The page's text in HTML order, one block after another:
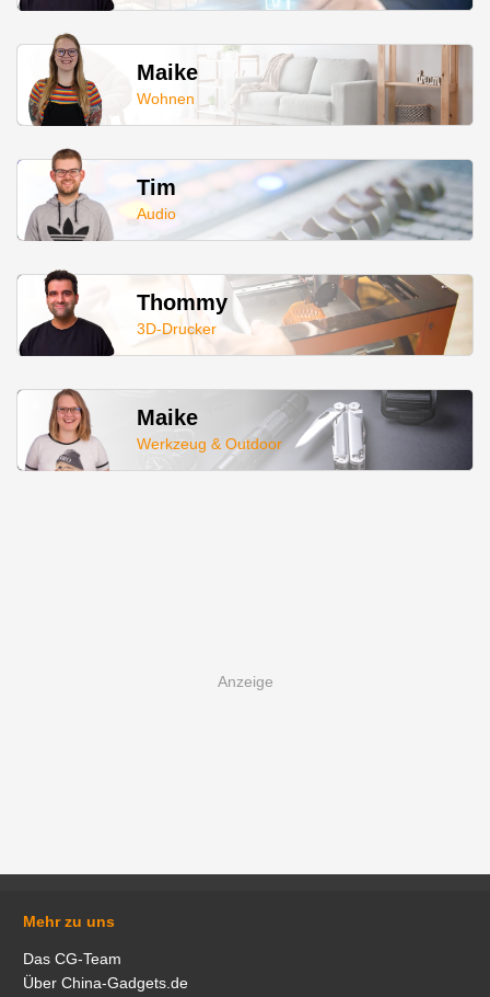
Maike
Wohnen
Tim
Audio
Thommy
3D-Drucker
Maike
Werkzeug & Outdoor
Mehr zu uns
Das CG-Team
Über China-Gadgets.de